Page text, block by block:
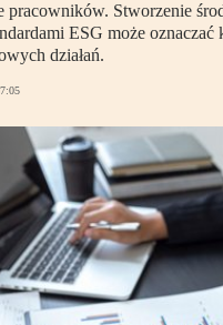
pracowników. Stworzenie
ESG może oznaczać
działań.